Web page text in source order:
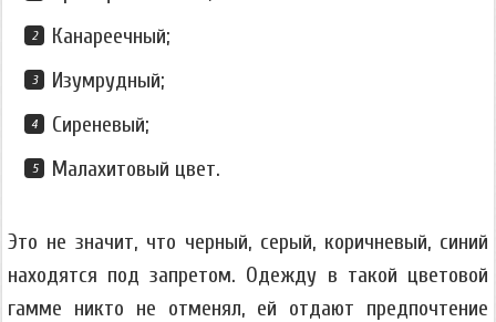
Канареечный;
Изумрудный;
Сиреневый;
Малахитовый цвет.
Это не значит, что черный, серый, коричневый, синий
находятся под запретом. Одежду в такой цветовой
гамме никто не отменял, ей отдают предпочтение